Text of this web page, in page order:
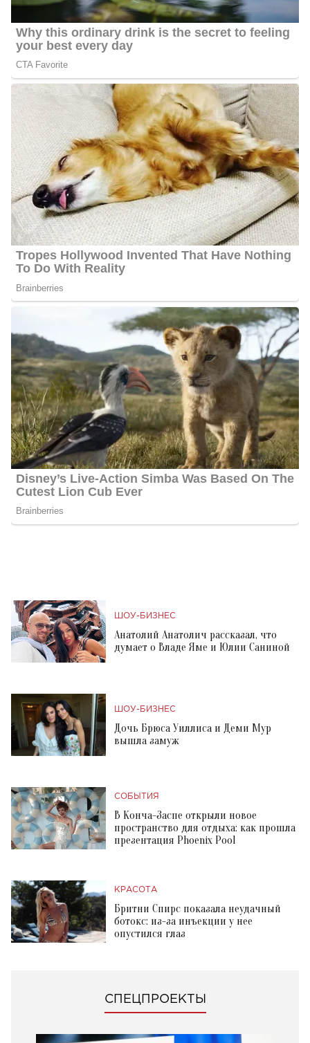
ШОУ-БИЗНЕС
Анатолий Анатолич рассказал, что
думает о Владе Яме и Юлии Саниной
ШОУ-БИЗНЕС
Дочь Брюса Уиллиса и Деми Мур
вышла замуж
СОБЫТИЯ
В Конча-Заспе открыли новое
пространство для отдыха: как прошла
презентация Phoenix Pool
КРАСОТА
Бритни Спирс показала неудачный
ботокс: из-за инъекции у нее
опустился глаз
СПЕЦПРОЕКТЫ